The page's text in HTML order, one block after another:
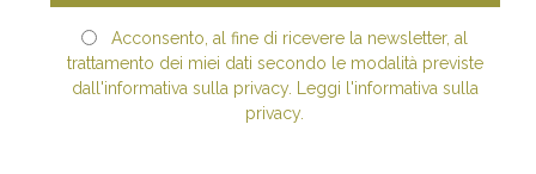
Acconsento, al fine di ricevere la newsletter, al
trattamento dei miei dati secondo le modalità previste
dall'informativa sulla privacy. Leggi l'informativa sulla
privacy.